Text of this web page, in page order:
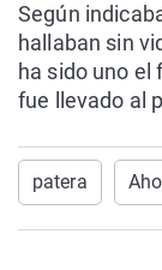
Según
hallaban sin
ha sido uno
fue llevado al
patera